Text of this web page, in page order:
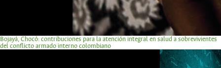
Bojayá, Chocó: contribuciones para la atención integral en salud a sobrevivientes
del conflicto armado interno colombiano